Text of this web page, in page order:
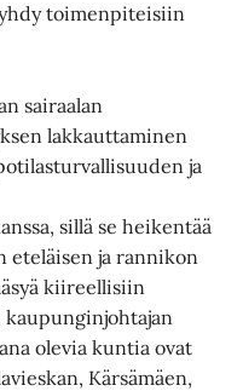
toimenpiteisiin
sairaalan
lakkauttaminen
ja
sillä se heikentää
eteläisen ja rannikon
kiireellisiin
olevia kuntia ovat
Kärsämäen,